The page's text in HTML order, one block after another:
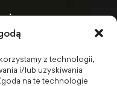
z technologii,
i/lub uzyskiwania
na te technologie
PWSZ -